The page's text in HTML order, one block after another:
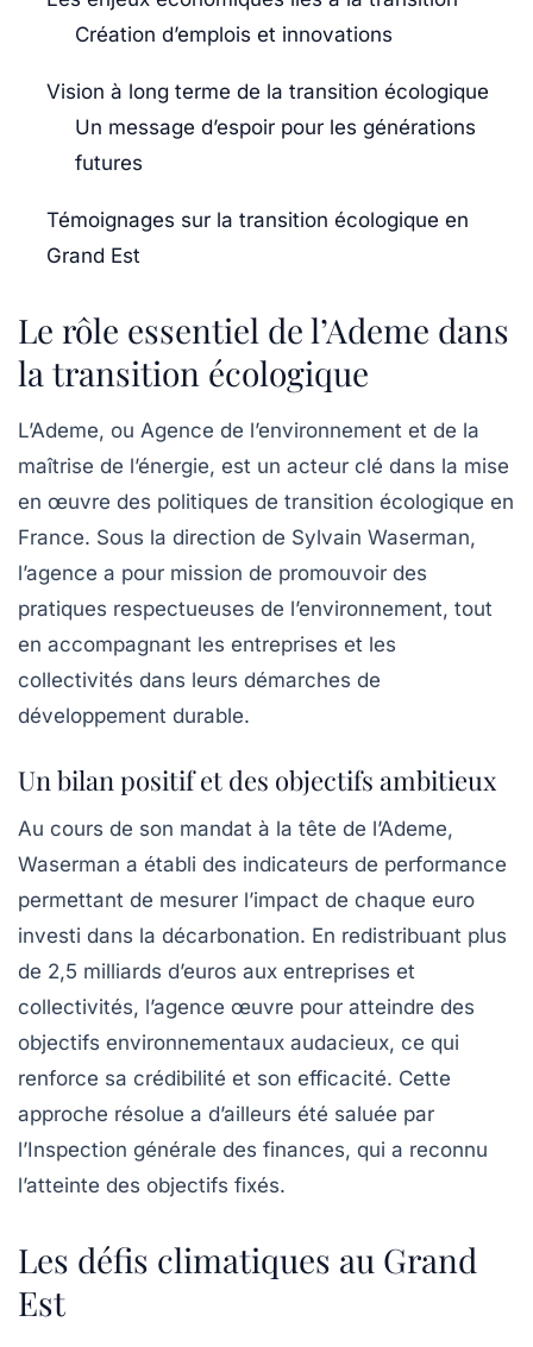
Création d’emplois et innovations
Vision à long terme de la transition écologique
Un message d’espoir pour les générations
futures
Témoignages sur la transition écologique en
Grand Est
Le rôle essentiel de l’Ademe dans
la transition écologique
L’Ademe, ou Agence de l’environnement et de la
maîtrise de l’énergie, est un acteur clé dans la mise
en œuvre des politiques de transition écologique en
France. Sous la direction de Sylvain Waserman,
l’agence a pour mission de promouvoir des
pratiques respectueuses de l’environnement, tout
en accompagnant les entreprises et les
collectivités dans leurs démarches de
développement durable.
Un bilan positif et des objectifs ambitieux
Au cours de son mandat à la tête de l’Ademe,
Waserman a établi des indicateurs de performance
permettant de mesurer l’impact de chaque euro
investi dans la décarbonation. En redistribuant plus
de 2,5 milliards d’euros aux entreprises et
collectivités, l’agence œuvre pour atteindre des
objectifs environnementaux audacieux, ce qui
renforce sa crédibilité et son efficacité. Cette
approche résolue a d’ailleurs été saluée par
l’Inspection générale des finances, qui a reconnu
l’atteinte des objectifs fixés.
Les défis climatiques au Grand
Est